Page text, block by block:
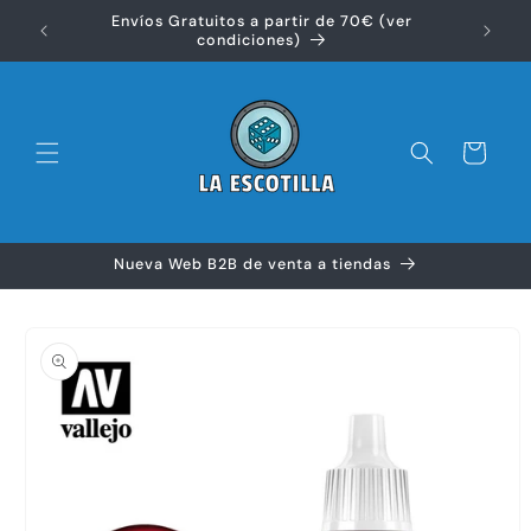
directamenteEnvíos Gratuitos a partir de 70€ (ver
condiciones)
Carrito
Nueva Web B2B de venta a tiendas
información
del producto